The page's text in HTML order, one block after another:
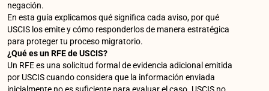
negación.
En esta guía explicamos qué significa cada aviso, por qué
USCIS los emite y cómo responderlos de manera estratégica
para proteger tu proceso migratorio.
¿Qué es un RFE de USCIS?
Un RFE es una solicitud formal de evidencia adicional emitida
por USCIS cuando considera que la información enviada